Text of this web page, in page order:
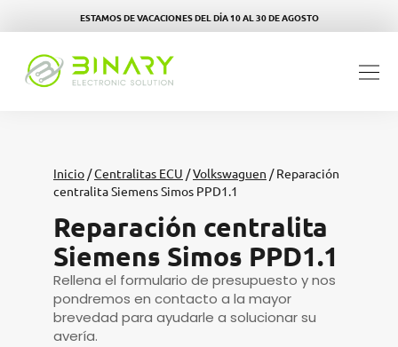
ESTAMOS DE VACACIONES DEL DÍA 10 AL 30 DE AGOSTO
Inicio /Centralitas ECU /Volkswaguen / Reparación
centralita Siemens Simos PPD1.1
Reparación centralita
Siemens Simos PPD1.1
Rellena el formulario de presupuesto y nos
pondremos en contacto a la mayor
brevedad para ayudarle a solucionar su
avería.